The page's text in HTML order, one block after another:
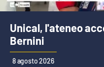
PROGETTI
SPECIALI
Buona Sanità Calabria
Unical, l'ateneo
Bernini
8 agosto 2026